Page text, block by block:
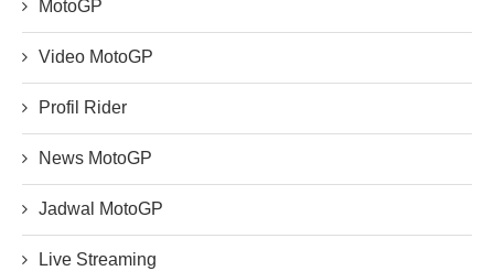
MotoGP
Video MotoGP
Profil Rider
News MotoGP
Jadwal MotoGP
Live Streaming